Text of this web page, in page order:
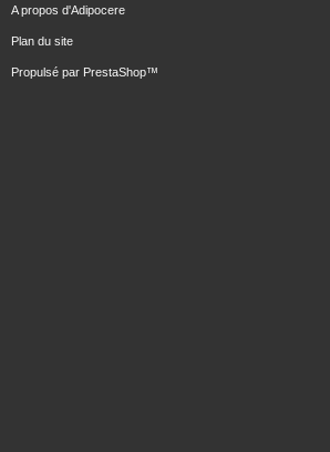
A propos d'Adipocere
Plan du site
Propulsé par PrestaShop™